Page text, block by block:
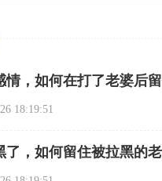
情，如何在打了老婆后
18:19:51
了，如何留住被拉黑的